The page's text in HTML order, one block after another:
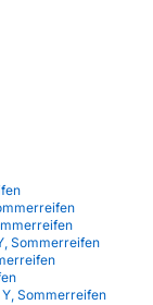
Sommerreifen
Sommerreifen